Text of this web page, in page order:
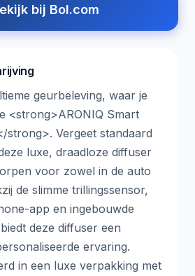
bij Bol.com
geurbeleving, waar je
<strong>ARONIQ Smart
strong>. Vergeet standaard
luxe, draadloze diffuser
voor zowel in de auto
de slimme trillingssensor,
app en ingebouwde
deze diffuser een
ervaring.
in een luxe verpakking met